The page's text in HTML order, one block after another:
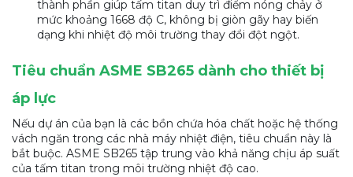
thành phần giúp tấm titan duy trì điểm nóng chảy ở
mức khoảng 1668 độ C, không bị giòn gãy hay biến
dạng khi nhiệt độ môi trường thay đổi đột ngột.
Tiêu chuẩn ASME SB265 dành cho thiết bị
áp lực
Nếu dự án của bạn là các bồn chứa hóa chất hoặc hệ thống
vách ngăn trong các nhà máy nhiệt điện, tiêu chuẩn này là
bắt buộc. ASME SB265 tập trung vào khả năng chịu áp suất
của tấm titan trong môi trường nhiệt độ cao.